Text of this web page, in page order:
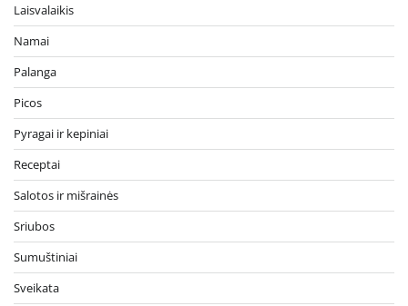
Laisvalaikis
Namai
Palanga
Picos
Pyragai ir kepiniai
Receptai
Salotos ir mišrainės
Sriubos
Sumuštiniai
Sveikata